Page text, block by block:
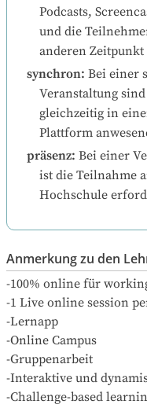
Podcasts,
und die
anderen
synchron: Bei einer
Veranstaltung
gleichzeitig in
Plattform
präsenz: Bei einer
ist die Teilnahme
Hochschule
Anmerkung zu den
-100% online für
-1 Live online session
-Lernapp
-Online Campus
-Gruppenarbeit
-Interaktive und
-Challenge-based